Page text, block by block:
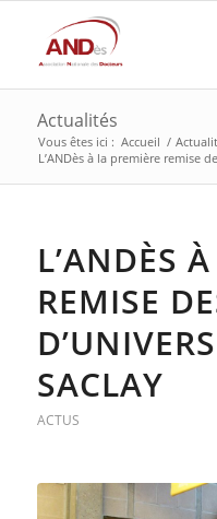
Actualités
Vous êtes ici : Accueil /
L’ANDès à la première remise
L’ANDÈS
REMISE
SACLAY
ACTUS